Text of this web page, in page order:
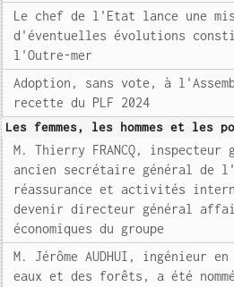
Le chef de l'Etat lance une
d'éventuelles évolutions
l'Outre-mer
Adoption, sans vote, à
recette du PLF 2024
Les femmes, les hommes et les
M. Thierry FRANCQ, inspecteur
ancien secrétaire général de
réassurance et activités
devenir directeur général
économiques du groupe
M. Jérôme AUDHUI, ingénieur
eaux et des forêts, a été